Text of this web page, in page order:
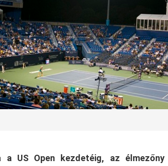
US Open kezdetéig, az élmezőny